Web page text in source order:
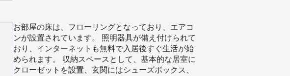
お部屋の床は、フローリングとなっており、エアコ
ンが設置されています。 照明器具が備え付けられて
おり、インターネットも無料で入居後すぐ生活が始
められます。 収納スペースとして、基本的な居室に
クローゼットを設置、玄関にはシューズボックス、